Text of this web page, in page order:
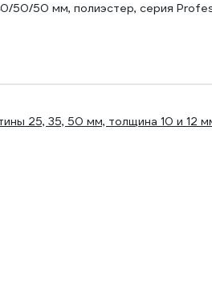
50/50 мм, полиэстер, серия